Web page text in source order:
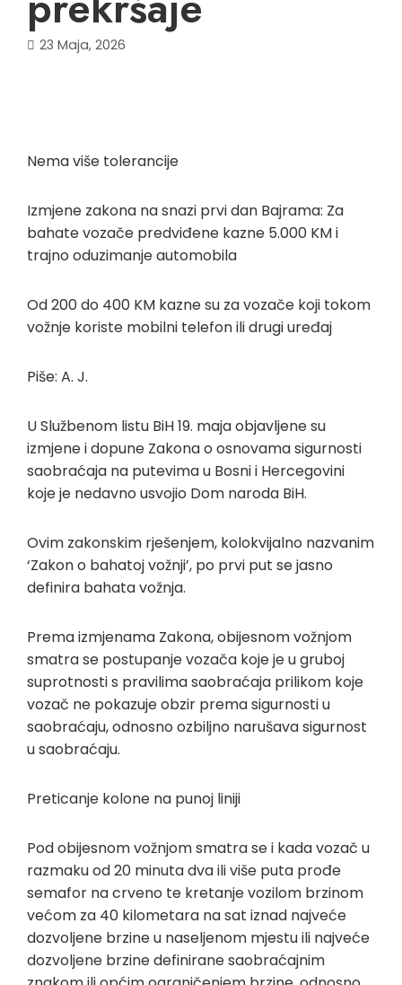
23 Maja, 2026
Nema više tolerancije
Izmjene zakona na snazi prvi dan Bajrama: Za
bahate vozače predviđene kazne 5.000 KM i
trajno oduzimanje automobila
Od 200 do 400 KM kazne su za vozače koji tokom
vožnje koriste mobilni telefon ili drugi uređaj
Piše: A. J.
U Službenom listu BiH 19. maja objavljene su
izmjene i dopune Zakona o osnovama sigurnosti
saobraćaja na putevima u Bosni i Hercegovini
koje je nedavno usvojio Dom naroda BiH.
Ovim zakonskim rješenjem, kolokvijalno nazvanim
‘Zakon o bahatoj vožnji’, po prvi put se jasno
definira bahata vožnja.
Prema izmjenama Zakona, obijesnom vožnjom
smatra se postupanje vozača koje je u gruboj
suprotnosti s pravilima saobraćaja prilikom koje
vozač ne pokazuje obzir prema sigurnosti u
saobraćaju, odnosno ozbiljno narušava sigurnost
u saobraćaju.
Preticanje kolone na punoj liniji
Pod obijesnom vožnjom smatra se i kada vozač u
razmaku od 20 minuta dva ili više puta prođe
semafor na crveno te kretanje vozilom brzinom
većom za 40 kilometara na sat iznad najveće
dozvoljene brzine u naseljenom mjestu ili najveće
dozvoljene brzine definirane saobraćajnim